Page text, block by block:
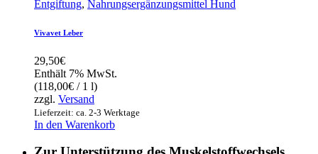
Entgiftung, Nahrungsergänzungsmittel Hund
Vivavet Leber
29,50€
Enthält 7% MwSt.
(118,00€ / 1 l)
zzgl. Versand
Lieferzeit: ca. 2-3 Werktage
In den Warenkorb